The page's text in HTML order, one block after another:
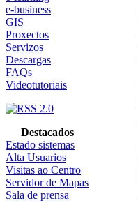
e-business
GIS
Proxectos
Servizos
Descargas
FAQs
Videotutoriais
Destacados
Estado sistemas
Alta Usuarios
Visitas ao Centro
Servidor de Mapas
Sala de prensa